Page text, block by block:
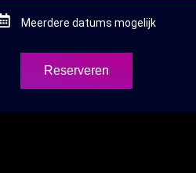
Meerdere datums mogelijk
Reserveren